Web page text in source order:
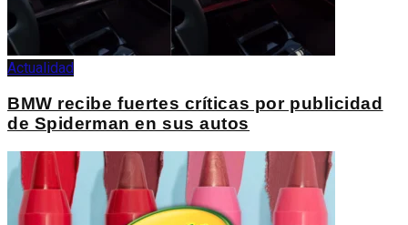
Actualidad
BMW recibe fuertes críticas por publicidad
de Spiderman en sus autos